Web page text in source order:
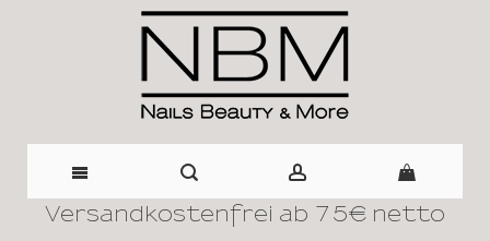
Direkt
Versandkostenfrei ab 75€ netto